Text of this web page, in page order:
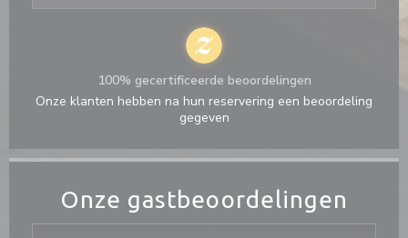
Onze gastbeoordelingen
100% gecertificeerde beoordelingen
Onze klanten hebben na hun reservering een beoordeling
gegeven